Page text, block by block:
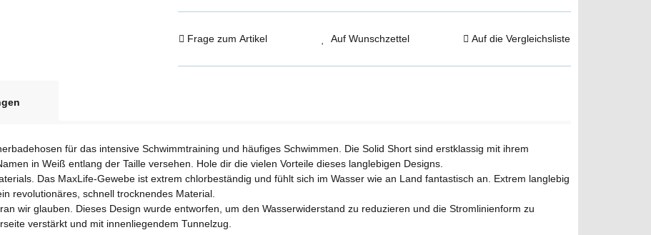
Frage zum Artikel Auf Wunschzettel Auf die Vergleichsliste
für das intensive Schwimmtraining und häufiges Schwimmen. Die Solid Short sind erstklassig mit ihrem
in Weiß entlang der Taille versehen. Hole dir die vielen Vorteile dieses langlebigen Designs.
Das MaxLife-Gewebe ist extrem chlorbeständig und fühlt sich im Wasser wie an Land fantastisch an. Extrem langlebig
revolutionäres, schnell trocknendes Material.
wir glauben. Dieses Design wurde entworfen, um den Wasserwiderstand zu reduzieren und die Stromlinienform zu
verstärkt und mit innenliegendem Tunnelzug.